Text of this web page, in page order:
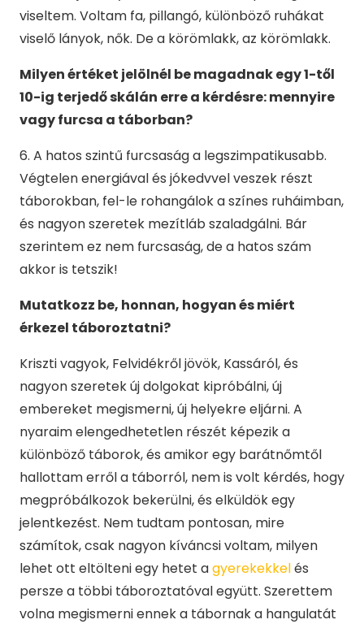
viseltem. Voltam fa, pillangó, különböző ruhákat
viselő lányok, nők. De a körömlakk, az körömlakk.
Milyen értéket jelölnél be magadnak egy 1-től
10-ig terjedő skálán erre a kérdésre: mennyire
vagy furcsa a táborban?
6. A hatos szintű furcsaság a legszimpatikusabb.
Végtelen energiával és jókedvvel veszek részt
táborokban, fel-le rohangálok a színes ruháimban,
és nagyon szeretek mezítláb szaladgálni. Bár
szerintem ez nem furcsaság, de a hatos szám
akkor is tetszik!
Mutatkozz be, honnan, hogyan és miért
érkezel táboroztatni?
Kriszti vagyok, Felvidékről jövök, Kassáról, és
nagyon szeretek új dolgokat kipróbálni, új
embereket megismerni, új helyekre eljárni. A
nyaraim elengedhetetlen részét képezik a
különböző táborok, és amikor egy barátnőmtől
hallottam erről a táborról, nem is volt kérdés, hogy
megpróbálkozok bekerülni, és elküldök egy
jelentkezést. Nem tudtam pontosan, mire
számítok, csak nagyon kíváncsi voltam, milyen
lehet ott eltölteni egy hetet agyerekekkelés
persze a többi táboroztatóval együtt. Szerettem
volna megismerni ennek a tábornak a hangulatát